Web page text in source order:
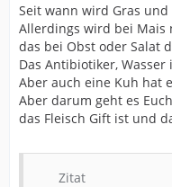
Seit wann wird Gras und
Allerdings wird bei Mais
das bei Obst oder Salat
Das Antibiotiker,
Aber auch eine Kuh hat
Aber darum geht es
das Fleisch Gift ist und
Zitat